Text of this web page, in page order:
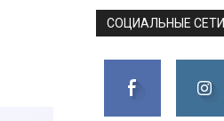
СОЦИАЛЬНЫЕ СЕТИ